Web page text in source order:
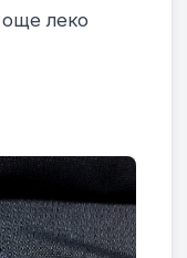
още леко